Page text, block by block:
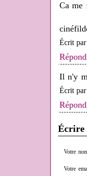
Ca me
Écrit
Il n'y
Écrit
Écrire
Votre
Votre